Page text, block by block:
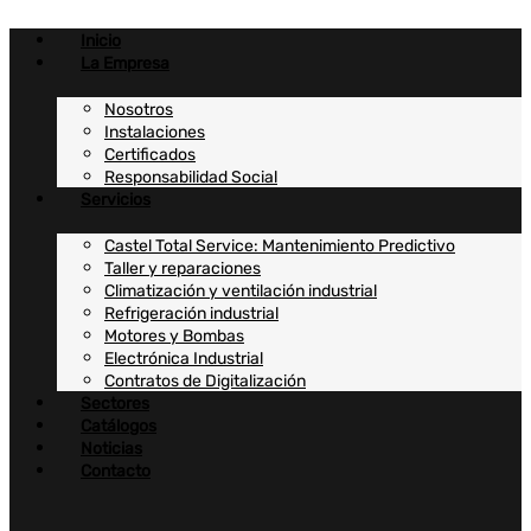
contenido
Inicio
La Empresa
Nosotros
Instalaciones
Certificados
Responsabilidad Social
Servicios
Castel Total Service: Mantenimiento Predictivo
Taller y reparaciones
Climatización y ventilación industrial
Refrigeración industrial
Motores y Bombas
Electrónica Industrial
Contratos de Digitalización
Sectores
Catálogos
Noticias
Contacto